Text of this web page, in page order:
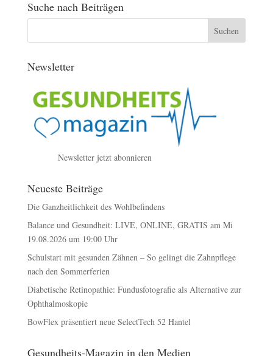
Suche nach Beiträgen
Newsletter
Newsletter jetzt abonnieren
Neueste Beiträge
Die Ganzheitlichkeit des Wohlbefindens
Balance und Gesundheit: LIVE, ONLINE, GRATIS am Mi
19.08.2026 um 19:00 Uhr
Schulstart mit gesunden Zähnen – So gelingt die Zahnpflege
nach den Sommerferien
Diabetische Retinopathie: Fundusfotografie als Alternative zur
Ophthalmoskopie
BowFlex präsentiert neue SelectTech 52 Hantel
Gesundheits-Magazin in den Medien